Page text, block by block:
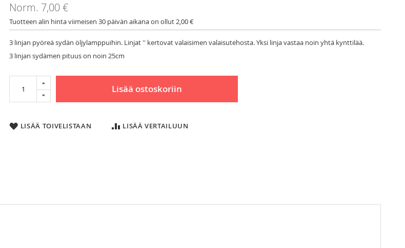
Norm. 7,00 €
Tuotteen alin hinta viimeisen 30 päivän aikana on ollut 2,00 €
3 linjan pyöreä sydän öljylamppuihin. Linjat '' kertovat valaisimen valaisutehosta. Yksi linja vastaa noin yhtä kynttilää.
3 linjan sydämen pituus on noin 25cm
Lisää ostoskoriin
LISÄÄ TOIVELISTAAN LISÄÄ VERTAILUUN
linja vastaa noin yhtä kynttilää. 3 linjan sydämen pituus on noin 25cm